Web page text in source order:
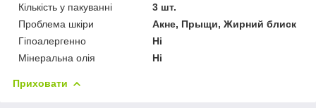
Кількість у пакуванні
3 шт.
Проблема шкіри
Акне, Прыщи, Жирний блиск
Гіпоалергенно
Ні
Мінеральна олія
Ні
Приховати